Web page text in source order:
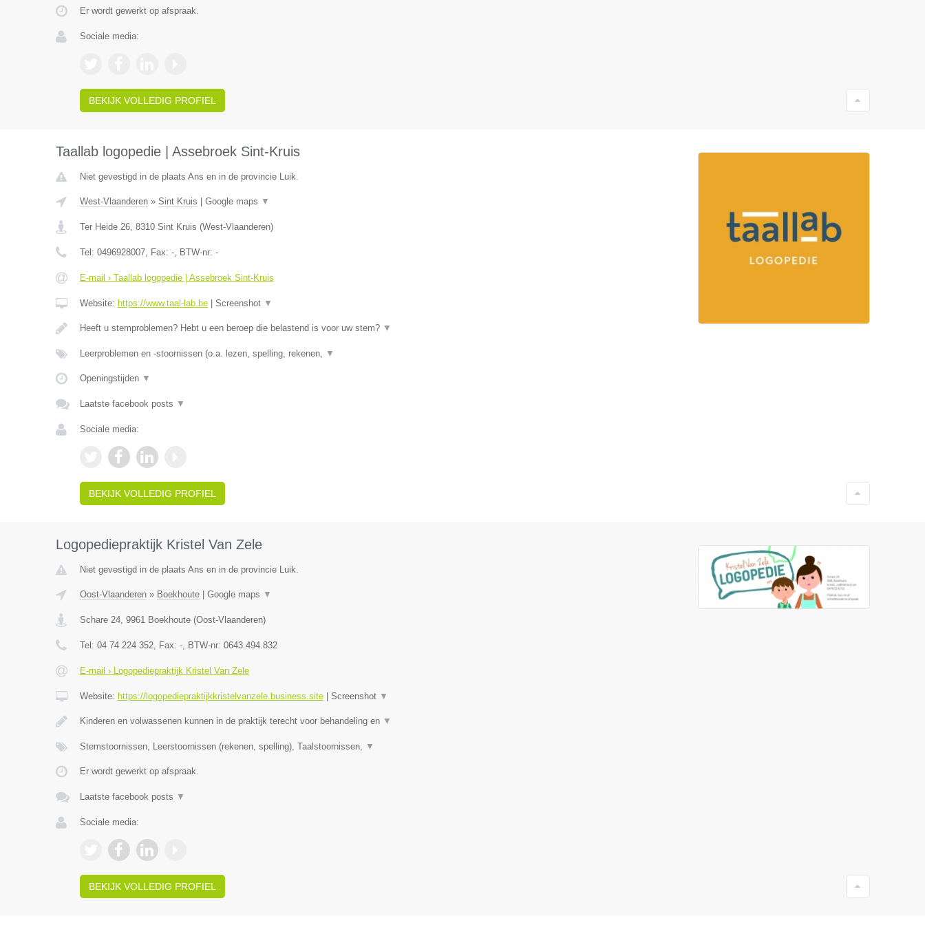
Er wordt gewerkt op afspraak.
Sociale media:
BEKIJK VOLLEDIG PROFIEL
Taallab logopedie | Assebroek Sint-Kruis
Niet gevestigd in de plaats Ans en in de provincie Luik.
West-Vlaanderen» Sint Kruis Google maps ▼
Ter Heide 26, 8310 Sint Kruis (West-Vlaanderen)
Tel: 0496928007, Fax: -, BTW-nr: -
E-mail › Taallab logopedie | Assebroek Sint-Kruis
Website: https://www.taal-lab.be| Screenshot ▼
Heeft u stemproblemen? Hebt u een beroep die belastend is voor uw stem? ▼
Leerproblemen en -stoornissen (o.a. lezen, spelling, rekenen, ▼
Openingstijden ▼
Laatste facebook posts ▼
Sociale media:
BEKIJK VOLLEDIG PROFIEL
Logopediepraktijk Kristel Van Zele
Niet gevestigd in de plaats Ans en in de provincie Luik.
Oost-Vlaanderen» Boekhoute| Google maps ▼
Schare 24, 9961 Boekhoute(Oost-Vlaanderen)
Tel: 04 74 224 352, Fax: -, BTW-nr: 0643.494.832
E-mail › Logopediepraktijk Kristel Van Zele
Website: https://logopediepraktijkkristelvanzele.business.site| Screenshot ▼
Kinderen en volwassenen kunnen in de praktijk terecht voor behandeling en ▼
Stemstoornissen, Leerstoornissen (rekenen, spelling), Taalstoornissen, ▼
Er wordt gewerkt op afspraak.
Laatste facebook posts ▼
Sociale media:
BEKIJK VOLLEDIG PROFIEL